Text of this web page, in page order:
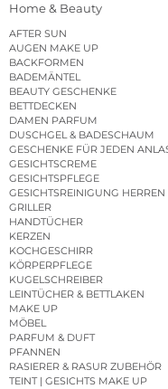
Home & Beauty
AFTER SUN
AUGEN MAKE UP
BACKFORMEN
BADEMÄNTEL
BEAUTY GESCHENKE
BETTDECKEN
DAMEN PARFUM
DUSCHGEL & BADESCHAUM
GESCHENKE FÜR JEDEN
GESICHTSCREME
GESICHTSPFLEGE
GESICHTSREINIGUNG HERREN
GRILLER
HANDTÜCHER
KERZEN
KOCHGESCHIRR
KÖRPERPFLEGE
KUGELSCHREIBER
LEINTÜCHER & BETTLAKEN
MAKE UP
MÖBEL
PARFUM & DUFT
PFANNEN
RASIERER & RASUR ZUBEHÖR
TEINT | GESICHTS MAKE UP